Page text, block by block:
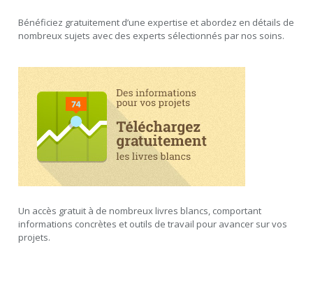
Bénéficiez gratuitement d’une expertise et abordez en détails de
nombreux sujets avec des experts sélectionnés par nos soins.
Un accès gratuit à de nombreux livres blancs, comportant
informations concrètes et outils de travail pour avancer sur vos
projets.